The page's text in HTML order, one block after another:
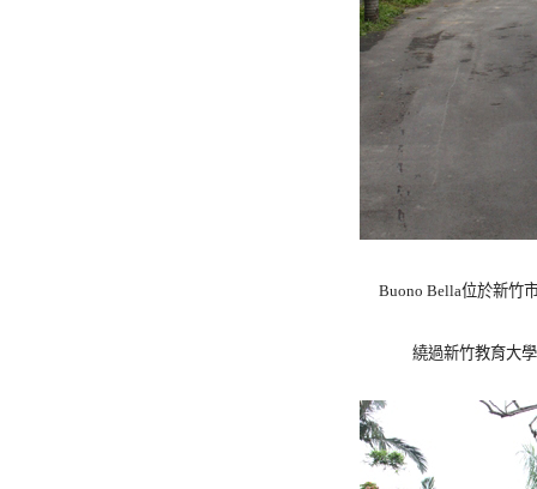
Buono Bella位於新竹
繞過新竹教育大